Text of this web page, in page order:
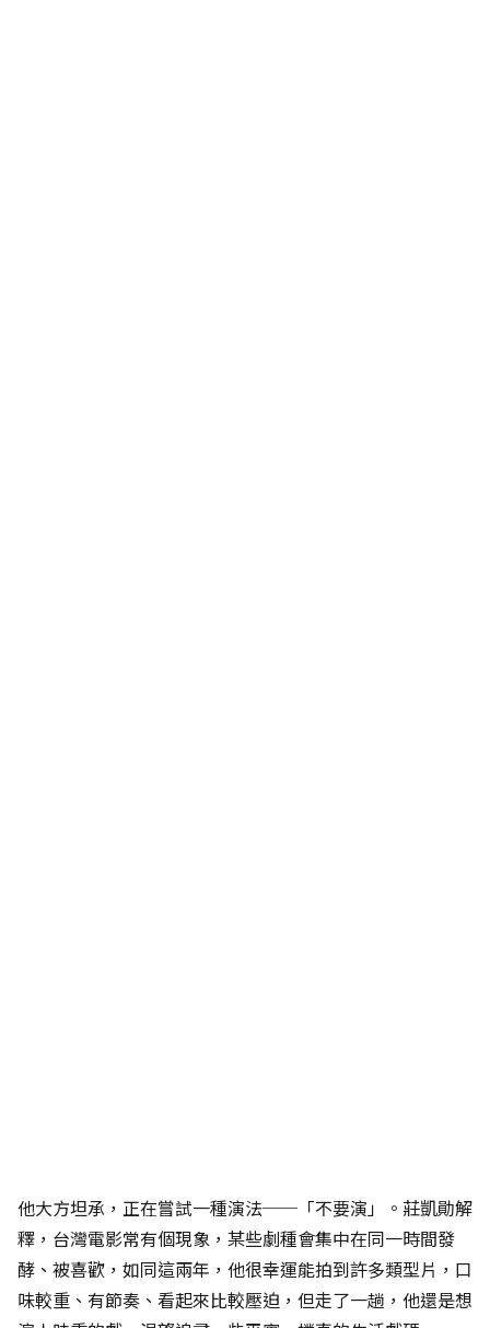
他大方坦承，正在嘗試一種演法──「不要演」。莊凱勛解
釋，台灣電影常有個現象，某些劇種會集中在同一時間發
酵、被喜歡，如同這兩年，他很幸運能拍到許多類型片，口
味較重、有節奏、看起來比較壓迫，但走了一趟，他還是想